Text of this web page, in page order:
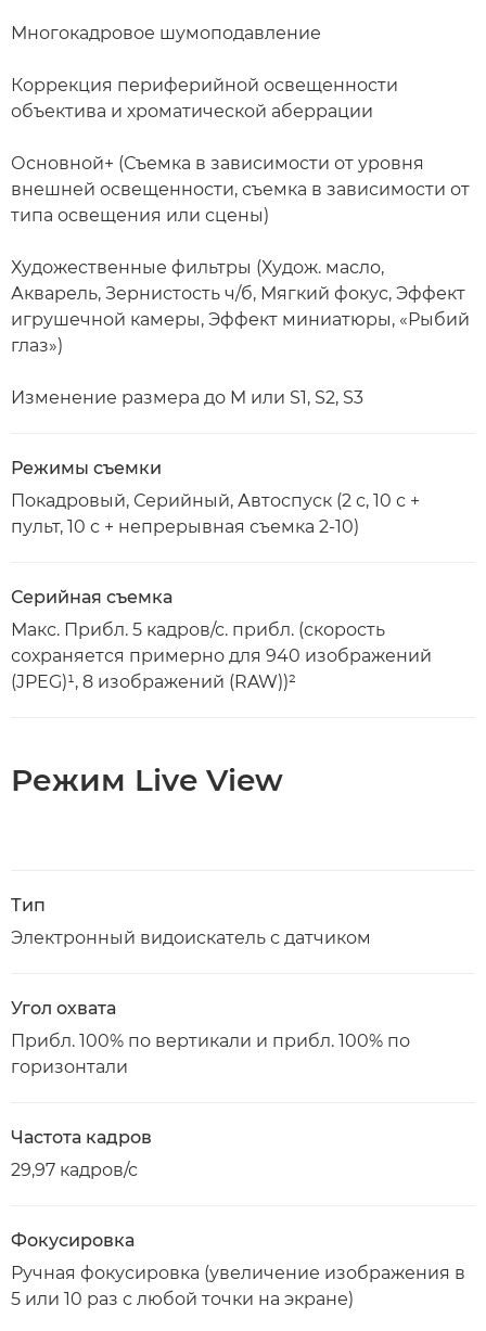
Многокадровое шумоподавление
Коррекция периферийной освещенности
объектива и хроматической аберрации
Основной+ (Съемка в зависимости от уровня
внешней освещенности, съемка в зависимости от
типа освещения или сцены)
Художественные фильтры (Худож. масло,
Акварель, Зернистость ч/б, Мягкий фокус, Эффект
игрушечной камеры, Эффект миниатюры, «Рыбий
глаз»)
Изменение размера до M или S1, S2, S3
Режимы съемки
Покадровый, Серийный, Автоспуск (2 с, 10 с +
пульт, 10 с + непрерывная съемка 2-10)
Серийная съемка
Макс. Прибл. 5 кадров/с. прибл. (скорость
сохраняется примерно для 940 изображений
(JPEG)¹, 8 изображений (RAW))²
Режим Live View
Тип
Электронный видоискатель с датчиком
Угол охвата
Прибл. 100% по вертикали и прибл. 100% по
горизонтали
Частота кадров
29,97 кадров/с
Фокусировка
Ручная фокусировка (увеличение изображения в
5 или 10 раз с любой точки на экране)